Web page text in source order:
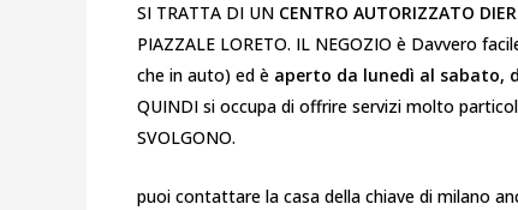
SI TRATTA DI UN CENTRO AUTORIZZATO
PIAZZALE LORETO. IL NEGOZIO è Davvero
che in auto) ed è aperto da lunedì al sabato,
QUINDI si occupa di offrire servizi molto
SVOLGONO.
puoi contattare la casa della chiave di milano